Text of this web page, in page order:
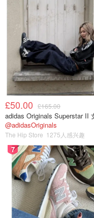
£50.00 £165.00
@adidasOriginals
The Hip Store 1275人感兴趣
7